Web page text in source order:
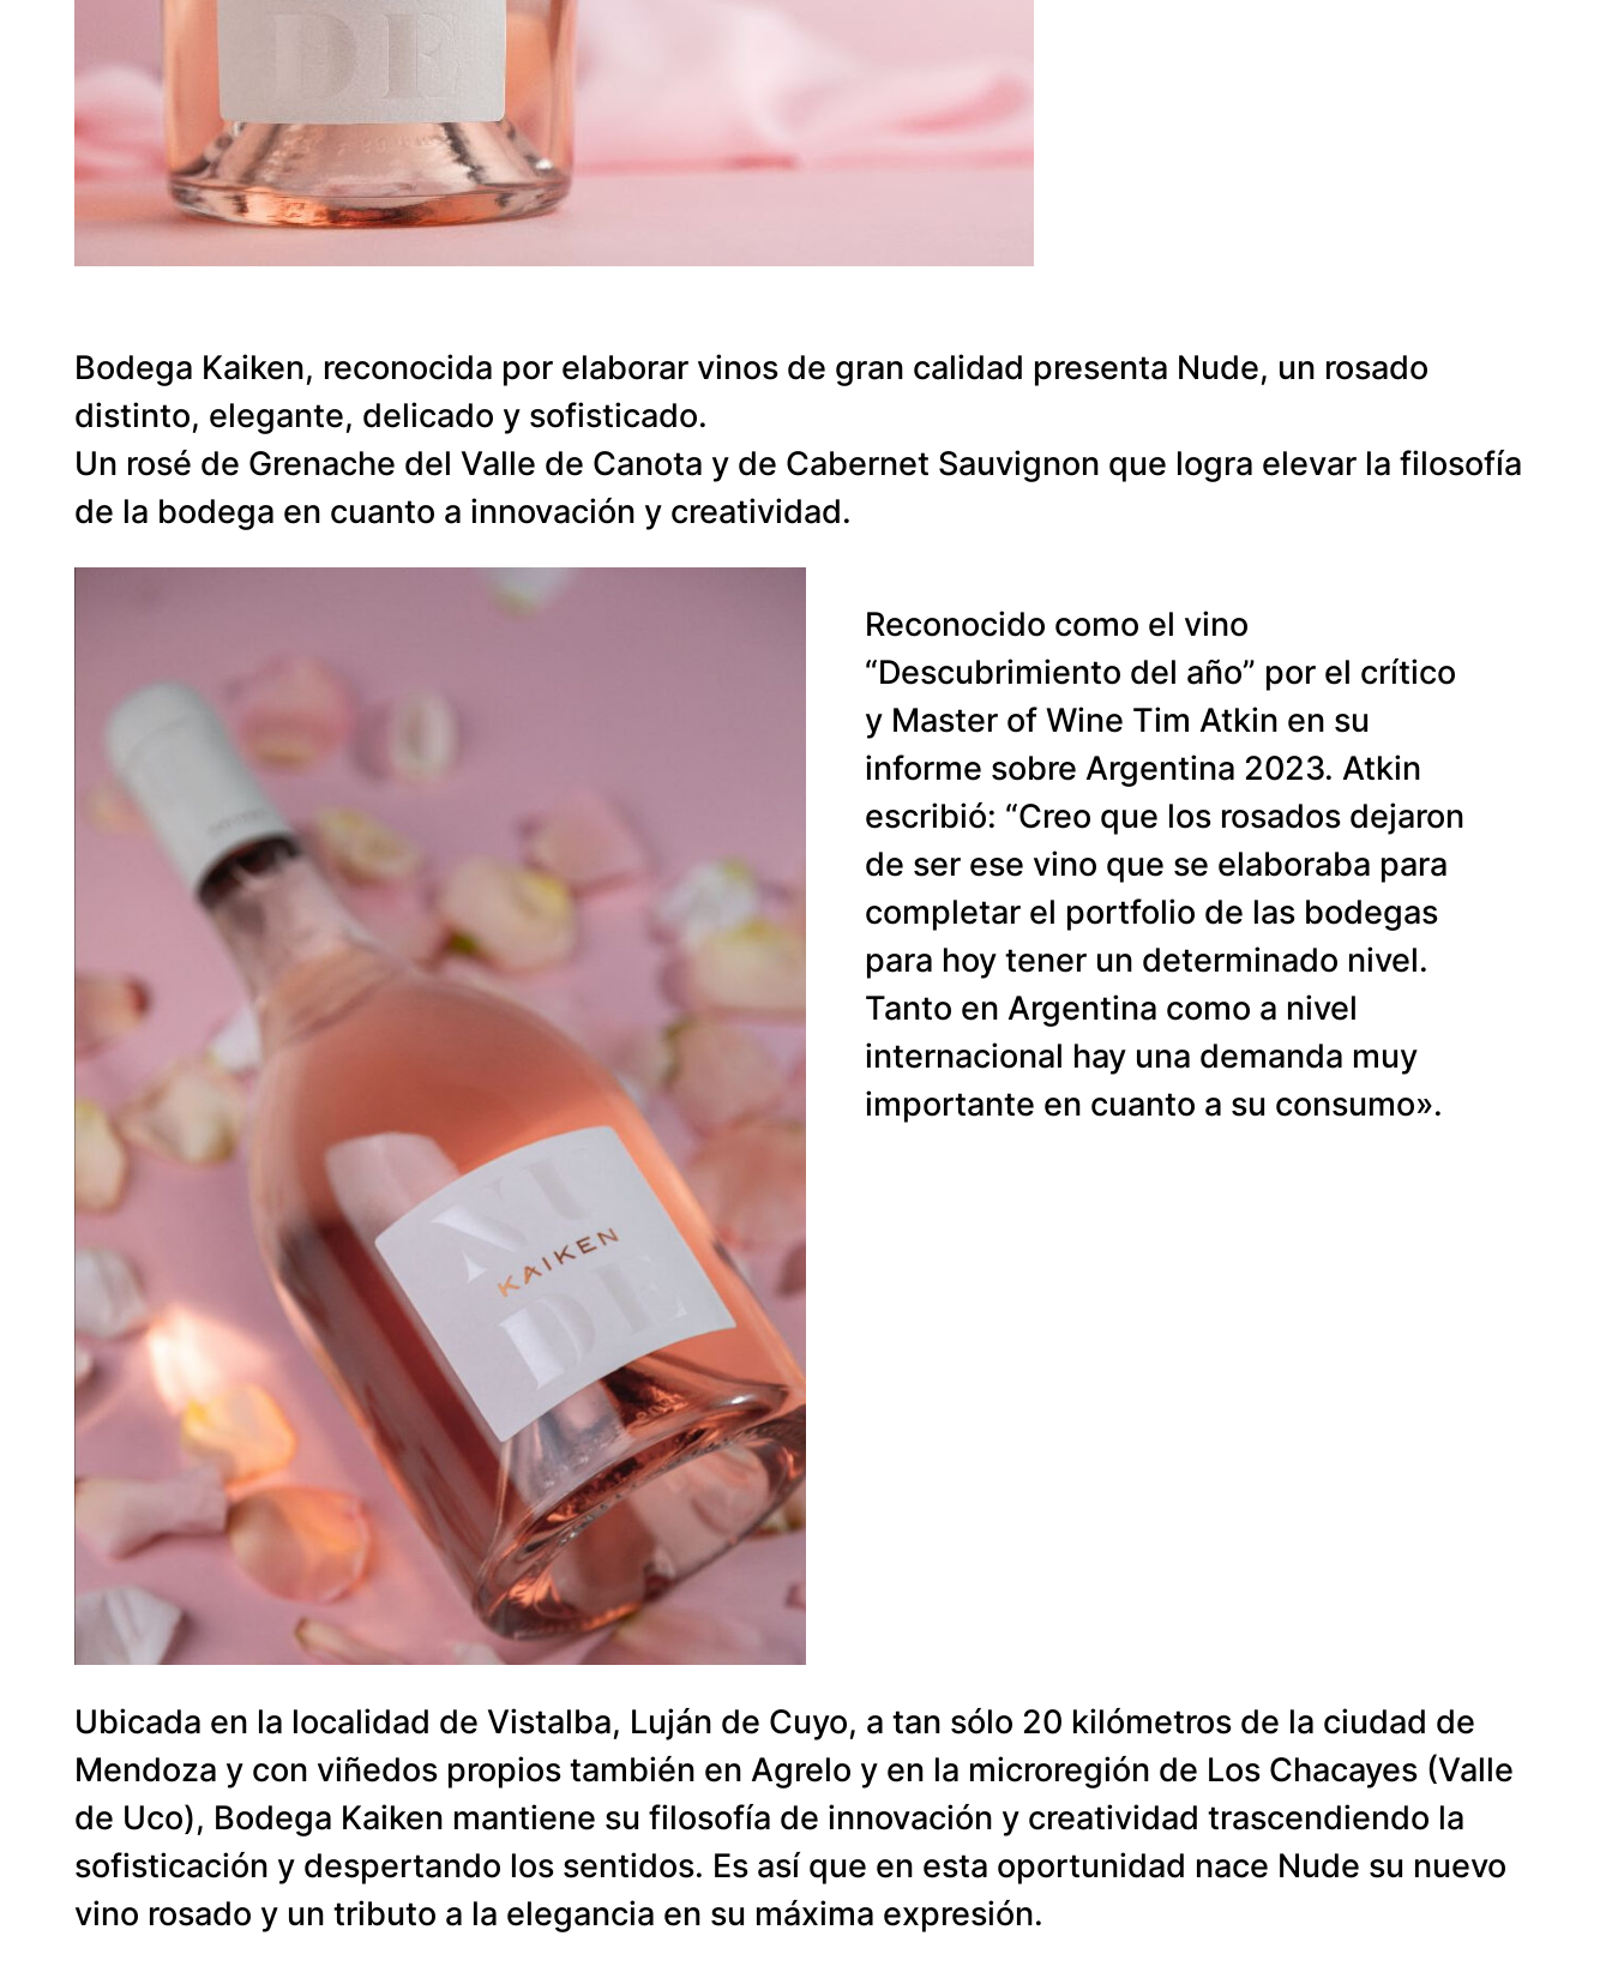
Bodega Kaiken, reconocida por elaborar vinos de gran calidad presenta Nude, un rosado
distinto, elegante, delicado y sofisticado.
Un rosé de Grenache del Valle de Canota y de Cabernet Sauvignon que logra elevar la filosofía
de la bodega en cuanto a innovación y creatividad.
Reconocido como el vino
“Descubrimiento del año” por el crítico
y Master of Wine Tim Atkin en su
informe sobre Argentina 2023. Atkin
escribió: “Creo que los rosados dejaron
de ser ese vino que se elaboraba para
completar el portfolio de las bodegas
para hoy tener un determinado nivel.
Tanto en Argentina como a nivel
internacional hay una demanda muy
importante en cuanto a su consumo».
Ubicada en la localidad de Vistalba, Luján de Cuyo, a tan sólo 20 kilómetros de la ciudad de
Mendoza y con viñedos propios también en Agrelo y en la microregión de Los Chacayes (Valle
de Uco), Bodega Kaiken mantiene su filosofía de innovación y creatividad trascendiendo la
sofisticación y despertando los sentidos. Es así que en esta oportunidad nace Nude su nuevo
vino rosado y un tributo a la elegancia en su máxima expresión.